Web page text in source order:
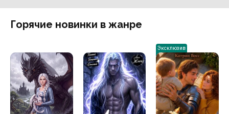
Горячие новинки в жанре
Эксклюзив